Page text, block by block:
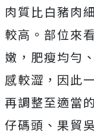
肉質比白豬肉
較高。部位來
嫩，肥瘦均勻
感較澀，因此
再調整至適當
仔碼頭、果貿